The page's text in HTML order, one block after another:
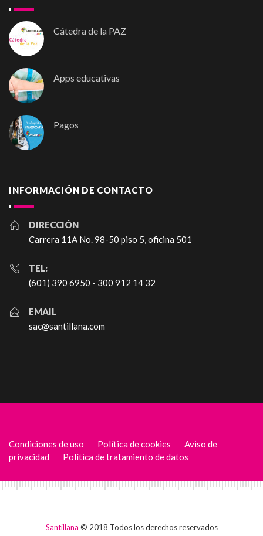
Cátedra de la PAZ
Apps educativas
Pagos
INFORMACIÓN DE CONTACTO
DIRECCIÓN
Carrera 11A No. 98-50 piso 5, oficina 501
TEL:
(601) 390 6950 - 300 912 14 32
EMAIL
sac@santillana.com
Condiciones de uso Política de cookies
Aviso de
privacidad
Política de tratamiento de datos
Santillana © 2018 Todos los derechos reservados